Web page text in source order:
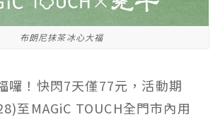
布朗尼抹茶冰心大福
囉！快閃7天僅77元，活動期
至MAGiC TOUCH全門市內用